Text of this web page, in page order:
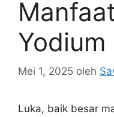
Mei 1, 2025 oleh
Luka, baik besar